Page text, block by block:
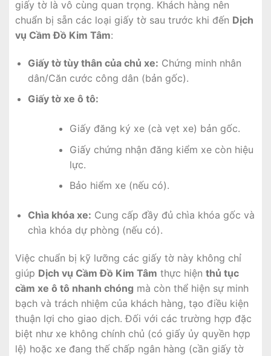
giấy tờ là vô cùng quan trọng. Khách hàng nên
chuẩn bị sẵn các loại giấy tờ sau trước khi đến Dịch
vụ Cầm Đồ Kim Tâm:
Giấy tờ tùy thân của chủ xe: Chứng minh nhân
dân/Căn cước công dân (bản gốc).
Giấy tờ xe ô tô:
Giấy đăng ký xe (cà vẹt xe) bản gốc.
Giấy chứng nhận đăng kiểm xe còn hiệu
lực.
Bảo hiểm xe (nếu có).
Chìa khóa xe: Cung cấp đầy đủ chìa khóa gốc và
chìa khóa dự phòng (nếu có).
Việc chuẩn bị kỹ lưỡng các giấy tờ này không chỉ
giúp Dịch vụ Cầm Đồ Kim Tâm thực hiện thủ tục
cầm xe ô tô nhanh chóng mà còn thể hiện sự minh
bạch và trách nhiệm của khách hàng, tạo điều kiện
thuận lợi cho giao dịch. Đối với các trường hợp đặc
biệt như xe không chính chủ (có giấy ủy quyền hợp
lệ) hoặc xe đang thế chấp ngân hàng (cần giấy tờ